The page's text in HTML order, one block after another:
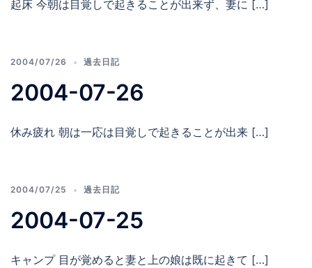
起床 今朝は目覚しで起きることが出来ず、妻に […]
2004/07/26 過去日記
2004-07-26
休み疲れ 朝は一応は目覚しで起きることが出来 […]
2004/07/25 過去日記
2004-07-25
キャンプ 目が覚めると妻と上の娘は既に起きて […]